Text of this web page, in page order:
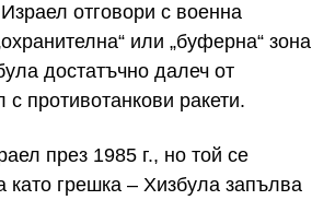
отговори с военна
или „буферна“ зона
достатъчно далеч от
противотанкови ракети.
през 1985 г., но той се
като грешка – Хизбула запълва